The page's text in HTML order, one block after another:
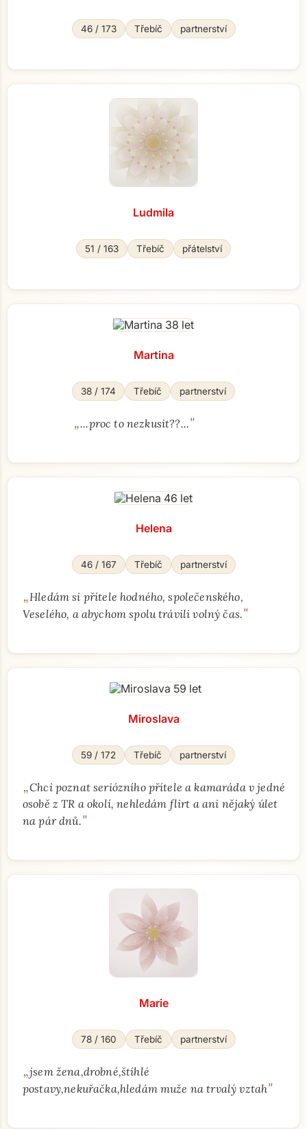
46 / 173 Třebíč partnerství
Ludmila
51 / 163 Třebíč přátelství
Martina
38 / 174 Třebíč partnerství
„...proc to nezkusit??..."
Helena
46 / 167 Třebíč partnerství
„Hledám si přítele hodného, společenského,
Veselého, a abychom spolu trávili volný čas."
Miroslava
59 / 172 Třebíč partnerství
„Chci poznat seriózního přítele a kamaráda v jedné
osobě z TR a okolí, nehledám flirt a ani nějaký úlet
na pár dnů."
Marie
78 / 160 Třebíč partnerství
„jsem žena,drobné,štíhlé
postavy,nekuřačka,hledám muže na trvalý vztah"